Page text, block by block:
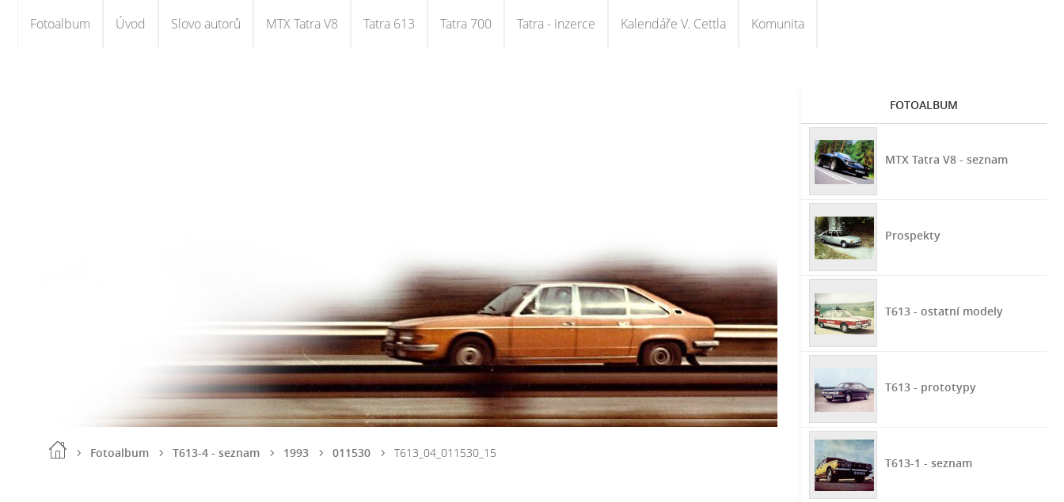
Fotoalbum Úvod Slovo autorů MTX Tatra V8 Tatra 613 Tatra 700 Tatra - inzerce Kalendáře V. Cettla Komunita
Fotoalbum T613-4 - seznam 1993 011530 T613_04_011530_15
FOTOALBUM
MTX Tatra V8 - seznam
Prospekty
T613 - ostatní modely
T613 - prototypy
T613-1 - seznam